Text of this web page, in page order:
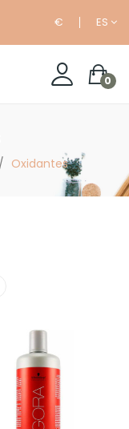
€ ES
0
Oxidantes